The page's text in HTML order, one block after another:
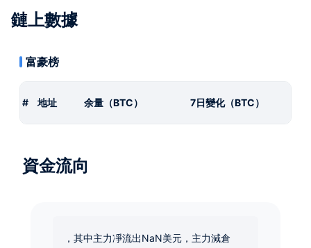
鏈上數據
富豪榜
# 地址 余量（BTC） 7日變化（BTC）
資金流向
，其中主力凈流出NaN美元，主力減倉